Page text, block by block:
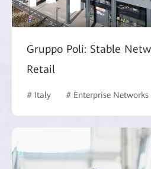
Gruppo Poli: Stable
Retail
# Italy # Enterprise Networks